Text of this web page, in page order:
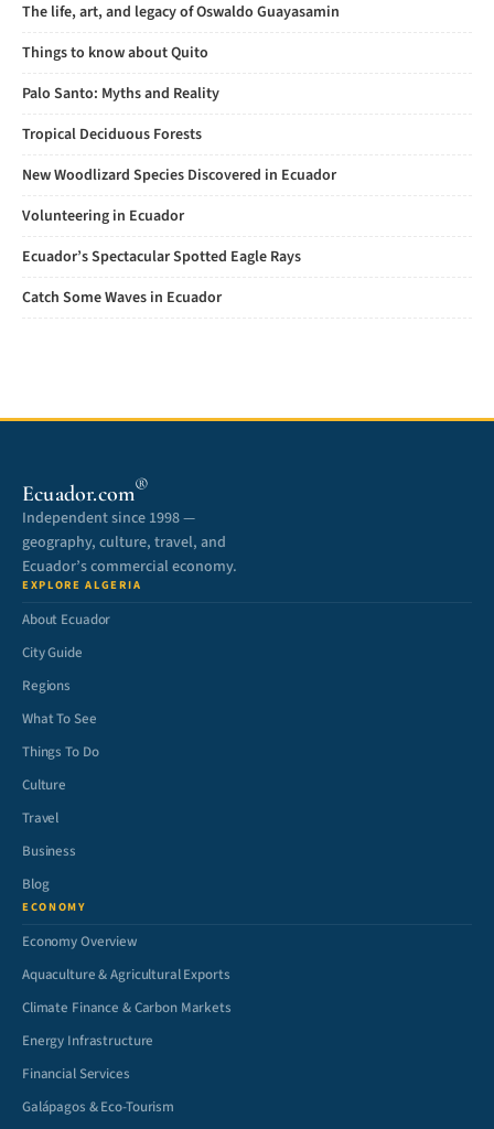
The life, art, and legacy of Oswaldo Guayasamin
Things to know about Quito
Palo Santo: Myths and Reality
Tropical Deciduous Forests
New Woodlizard Species Discovered in Ecuador
Volunteering in Ecuador
Ecuador’s Spectacular Spotted Eagle Rays
Catch Some Waves in Ecuador
Ecuador.com®
Independent since 1998 —
geography, culture, travel, and
Ecuador’s commercial economy.
EXPLORE ALGERIA
About Ecuador
City Guide
Regions
What To See
Things To Do
Culture
Travel
Business
Blog
ECONOMY
Economy Overview
Aquaculture & Agricultural Exports
Climate Finance & Carbon Markets
Energy Infrastructure
Financial Services
Galápagos & Eco-Tourism